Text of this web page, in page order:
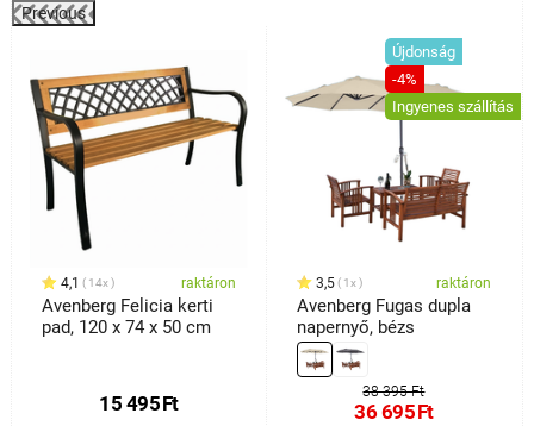
Previous
4,1 14x raktáron
Avenberg Felicia kerti
pad, 120 x 74 x 50 cm
15 495Ft
Újdonság
-4%
Ingyenes szállítás
3,5 1x raktáron
Avenberg Fugas dupla
napernyő, bézs
38 395 Ft
36 695Ft